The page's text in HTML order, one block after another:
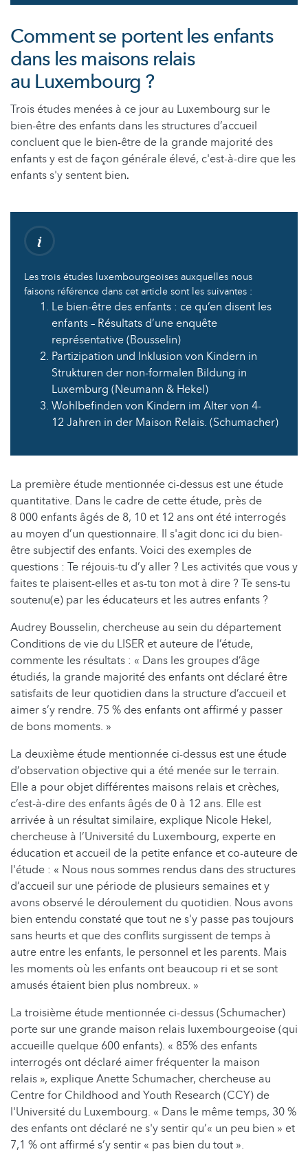
Comment se portent les enfants
dans les maisons relais
au Luxembourg ?
Trois études menées à ce jour au Luxembourg sur le
bien-être des enfants dans les structures d’accueil
concluent que le bien-être de la grande majorité des
enfants y est de façon générale élevé, c'est-à-dire que les
enfants s'y sentent bien.
Les trois études luxembourgeoises auxquelles nous
faisons référence dans cet article sont les suivantes :
Le bien-être des enfants : ce qu’en disent les
enfants – Résultats d’une enquête
représentative (Bousselin)
Partizipation und Inklusion von Kindern in
Strukturen der non-formalen Bildung in
Luxemburg (Neumann & Hekel)
Wohlbefinden von Kindern im Alter von 4-
12 Jahren in der Maison Relais. (Schumacher)
La première étude mentionnée ci-dessus est une étude
quantitative. Dans le cadre de cette étude, près de
8 000 enfants âgés de 8, 10 et 12 ans ont été interrogés
au moyen d’un questionnaire. Il s'agit donc ici du bien-
être subjectif des enfants. Voici des exemples de
questions : Te réjouis-tu d’y aller ? Les activités que vous y
faites te plaisent-elles et as-tu ton mot à dire ? Te sens-tu
soutenu(e) par les éducateurs et les autres enfants ?
Audrey Bousselin, chercheuse au sein du département
Conditions de vie du LISER et auteure de l’étude,
commente les résultats : « Dans les groupes d’âge
étudiés, la grande majorité des enfants ont déclaré être
satisfaits de leur quotidien dans la structure d’accueil et
aimer s’y rendre. 75 % des enfants ont affirmé y passer
de bons moments. »
La deuxième étude mentionnée ci-dessus est une étude
d’observation objective qui a été menée sur le terrain.
Elle a pour objet différentes maisons relais et crèches,
c’est-à-dire des enfants âgés de 0 à 12 ans. Elle est
arrivée à un résultat similaire, explique Nicole Hekel,
chercheuse à l’Université du Luxembourg, experte en
éducation et accueil de la petite enfance et co-auteure de
l'étude : « Nous nous sommes rendus dans des structures
d’accueil sur une période de plusieurs semaines et y
avons observé le déroulement du quotidien. Nous avons
bien entendu constaté que tout ne s'y passe pas toujours
sans heurts et que des conflits surgissent de temps à
autre entre les enfants, le personnel et les parents. Mais
les moments où les enfants ont beaucoup ri et se sont
amusés étaient bien plus nombreux. »
La troisième étude mentionnée ci-dessus (Schumacher)
porte sur une grande maison relais luxembourgeoise (qui
accueille quelque 600 enfants). « 85% des enfants
interrogés ont déclaré aimer fréquenter la maison
relais », explique Anette Schumacher, chercheuse au
Centre for Childhood and Youth Research (CCY) de
l'Université du Luxembourg. « Dans le même temps, 30 %
des enfants ont déclaré ne s'y sentir qu’« un peu bien » et
7,1 % ont affirmé s’y sentir « pas bien du tout ».